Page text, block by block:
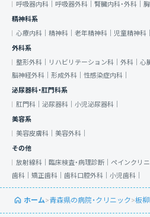
呼吸器内科｜ 呼吸器外科｜ 腎臓内科・外科｜
精神科系
心療内科｜ 精神科｜ 老年精神科｜ 児童精神科｜
外科系
整形外科｜
リハビリテーション科｜ 外科｜ 心
脳神経外科｜ 形成外科｜ 性感染症内科｜
泌尿器科・肛門科系
肛門科｜ 泌尿器科｜ 小児泌尿器科｜
美容系
美容皮膚科｜ 美容外科｜
その他
放射線科｜ 臨床検査・病理診断｜ ペインクリニ
歯科｜ 矯正歯科｜ 歯科口腔外科｜ 小児歯科｜
ホーム>青森県の病院・クリニック>板